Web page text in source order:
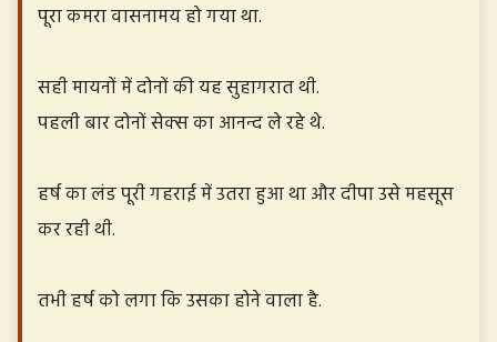
पूरा कमरा वासनामय हो गया था.
सही मायनों में दोनों की यह सुहागरात थी.
पहली बार दोनों सेक्स का आनन्द ले रहे थे.
हर्ष का लंड पूरी गहराई में उतरा हुआ था और दीपा उसे महसूस
कर रही थी.
तभी हर्ष को लगा कि उसका होने वाला है.